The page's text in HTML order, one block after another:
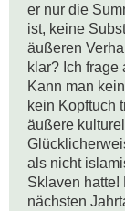
er nur die
ist, keine
äußeren
klar? Ich frage
Kann man
kein Kopftuch
äußere
als nicht
Sklaven hatte!
nächsten